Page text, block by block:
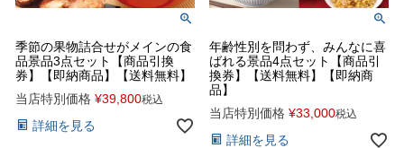
季節の果物詰合せがメインの食
品景品3点セット【商品引換
券】【即納商品】【送料無料】
当店特別価格 ¥39,800税込
詳細を見る
年齢性別を問わず、みんなに喜
ばれる景品4点セット【商品引
換券】【送料無料】【即納商
品】
当店特別価格 ¥33,000税込
詳細を見る